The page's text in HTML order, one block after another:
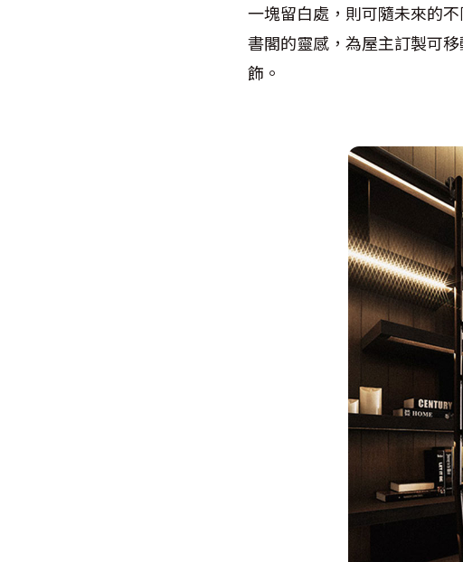
一塊留白處，則可隨未來的
書閣的靈感，為屋主訂製可
飾。